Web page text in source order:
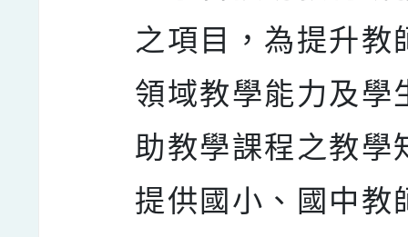
之項目，為提升教
領域教學能力及學
助教學課程之教學
提供國小、國中教